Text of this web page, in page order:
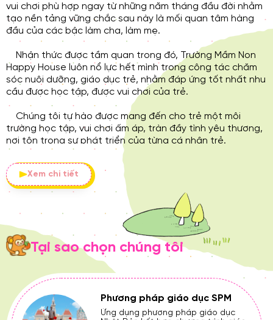
vui chơi phù hợp ngay từ những năm tháng đầu đời nhằm
tạo nền tảng vững chắc sau này là mối quan tâm hàng
đầu của các bậc làm cha, làm mẹ.
Nhận thức được tầm quan trong đó, Trường Mầm Non
Happy House luôn nổ lực hết mình trong công tác chăm
sóc nuôi dưỡng, giáo dục trẻ, nhằm đáp ứng tốt nhất nhu
cầu được học tập, được vui chơi của trẻ.
Chúng tôi tự hào được mang đến cho trẻ một môi
trường học tập, vui chơi ấm áp, tràn đầy tình yêu thương,
nơi tôn trọng sự phát triển của từng cá nhân trẻ.
Chúng tôi chú trọng đến việc khuyến khích sự phát
triển tự nhiên của trẻ thông qua các phương pháp giáo
dục hiện đại như: học qua chơi, tìm hiểu, khám phá, hoạt
động theo từng chủ đề, các hoạt động trải nghiệm thực
tế và qua các bài học kỹ năng sống, toán tư duy, tiếng
anh hay các môn năng khiếu như: Đàn Organ, vẽ,
aerobic, múa, diễn kịch, bơi lội, bóng đá...
Để đạt được những mục tiêu đó, chúng tôi kết hợp hài
hòa giữa Chương trình Giáo dục của Bộ Giáo dục và Đào
tạo Việt Nam với Chương trình giáo dục SPM đến từ đất
nước Nhật Bản.
Xem chi tiết
Tại sao chọn chúng tôi
Phương pháp giáo dục SPM
Ứng dụng phương pháp giáo dục